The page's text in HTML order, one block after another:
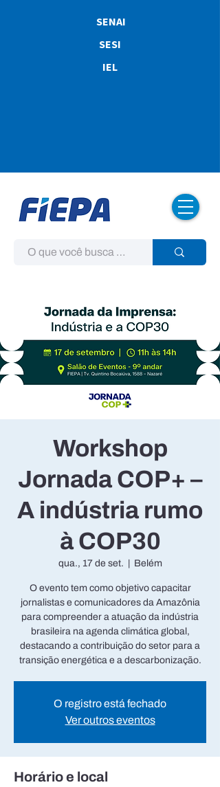
SENAI
SESI
IEL
Workshop
Jornada COP+ –
A indústria rumo
à COP30
qua., 17 de set. Belém
O evento tem como objetivo capacitar
jornalistas e comunicadores da Amazônia
para compreender a atuação da indústria
brasileira na agenda climática global,
destacando a contribuição do setor para a
transição energética e a descarbonização.
O registro está fechado
Ver outros eventos
Horário e local